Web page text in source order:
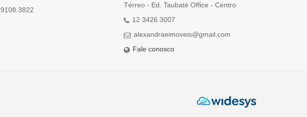
Térreo - Ed. Taubaté Office - Centro
12 3426.3007
alexandraeimoveis@gmail.com
Fale conosco